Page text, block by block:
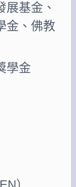
展基金、
金、佛教
學金